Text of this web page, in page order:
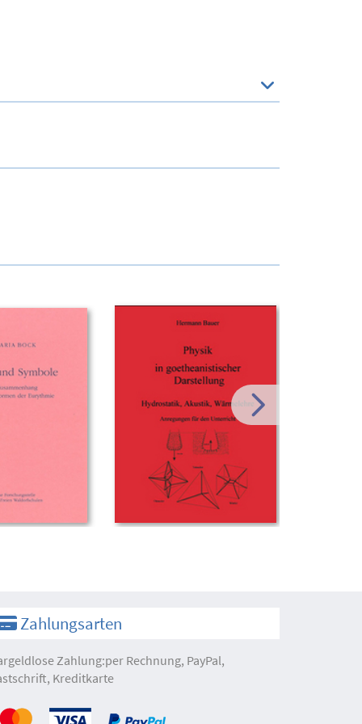
Zahlungsarten
Zahlung:per Rechnung, PayPal,
Kreditkarte